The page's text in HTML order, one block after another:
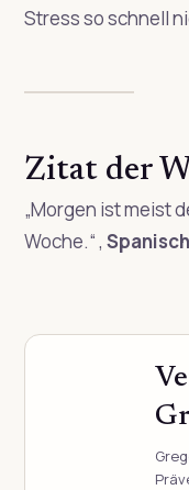
Stress so schnell
Zitat der
„Morgen ist meist
Woche.“,